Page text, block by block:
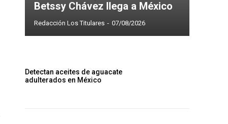
Betssy Chávez llega a México
Redacción Los Titulares - 07/08/2026
Detectan aceites de aguacate
adulterados en México